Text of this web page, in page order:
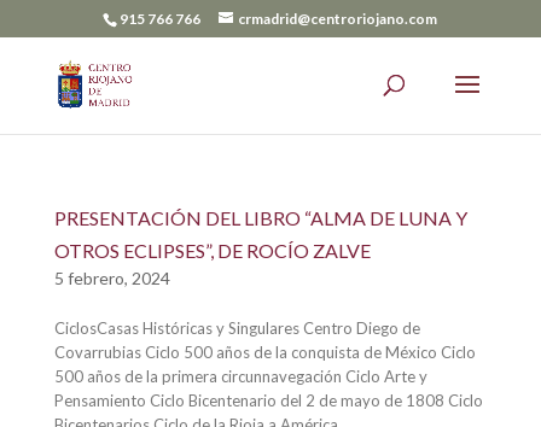
915 766 766 crmadrid@centroriojano.com
PRESENTACIÓN DEL LIBRO “ALMA DE LUNA Y
OTROS ECLIPSES”, DE ROCÍO ZALVE
5 febrero, 2024
CiclosCasas Históricas y Singulares Centro Diego de
Covarrubias Ciclo 500 años de la conquista de México Ciclo
500 años de la primera circunnavegación Ciclo Arte y
Pensamiento Ciclo Bicentenario del 2 de mayo de 1808 Ciclo